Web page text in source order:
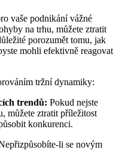
vaše podnikání vážné
na trhu, můžete ztratit
porozumět tomu, jak
mohli efektivně reagovat
tržní dynamiky:
trendů: Pokud nejste
můžete ztratit příležitost
konkurenci.
li se novým